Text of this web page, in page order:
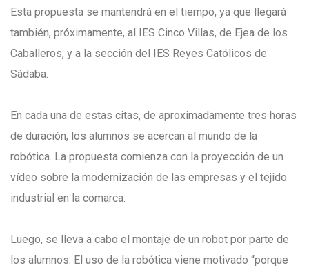
Esta propuesta se mantendrá en el tiempo, ya que llegará
también, próximamente, al IES Cinco Villas, de Ejea de los
Caballeros, y a la sección del IES Reyes Católicos de
Sádaba.
En cada una de estas citas, de aproximadamente tres horas
de duración, los alumnos se acercan al mundo de la
robótica. La propuesta comienza con la proyección de un
vídeo sobre la modernización de las empresas y el tejido
industrial en la comarca.
Luego, se lleva a cabo el montaje de un robot por parte de
los alumnos. El uso de la robótica viene motivado “porque